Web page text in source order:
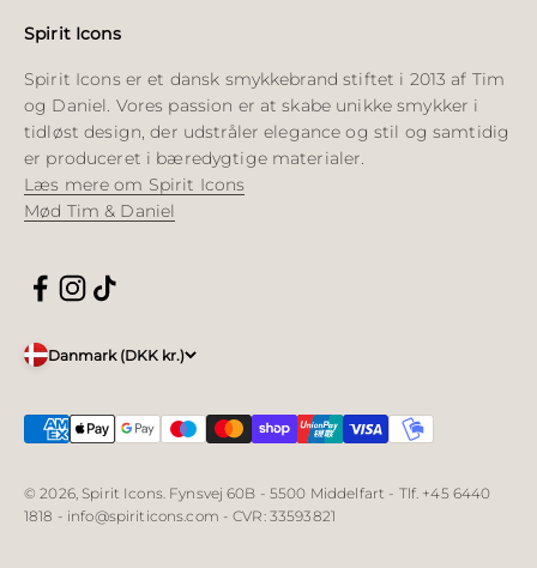
Spirit Icons
Spirit Icons er et dansk smykkebrand stiftet i 2013 af Tim
og Daniel. Vores passion er at skabe unikke smykker i
tidløst design, der udstråler elegance og stil og samtidig
er produceret i bæredygtige materialer.
Læs mere om Spirit Icons
Mød Tim & Daniel
Danmark (DKK kr.)
© 2026, Spirit Icons. Fynsvej 60B - 5500 Middelfart - Tlf. +45 6440
1818 - info@spiriticons.com - CVR: 33593821